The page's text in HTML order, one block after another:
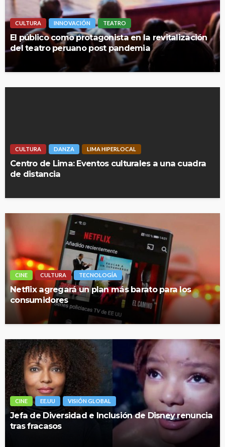
CULTURA INNOVACIÓN TEATRO
El público como protagonista en la revitalización
del teatro peruano post pandemia
CULTURA DANZA LIMA HIPERLOCAL
Centro de Lima: Eventos culturales a una cuadra
de distancia
CINE CULTURA TECNOLOGÍA
Netflix agregará un plan más barato para los
consumidores
CINE EE.UU VISIÓN GLOBAL
Jefa de Diversidad e Inclusión de Disney renuncia
tras fracasos